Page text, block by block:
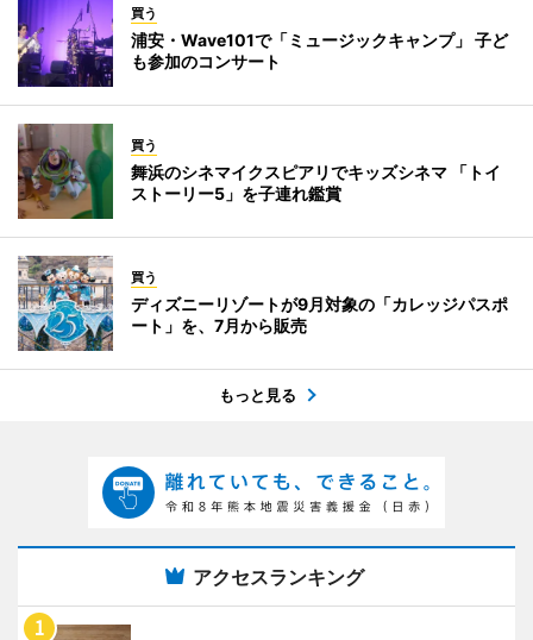
買う
浦安・Wave101で「ミュージックキャンプ」 子ど
も参加のコンサート
買う
舞浜のシネマイクスピアリでキッズシネマ 「トイ
ストーリー5」を子連れ鑑賞
買う
ディズニーリゾートが9月対象の「カレッジパスポ
ート」を、7月から販売
もっと見る
アクセスランキング